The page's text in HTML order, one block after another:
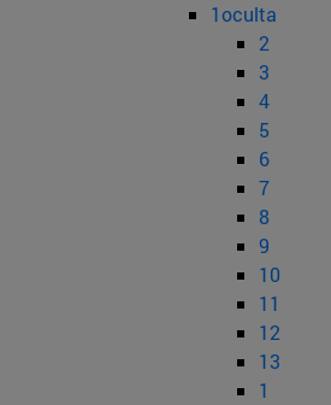
1oculta
2
3
4
5
6
7
8
9
10
11
12
13
1